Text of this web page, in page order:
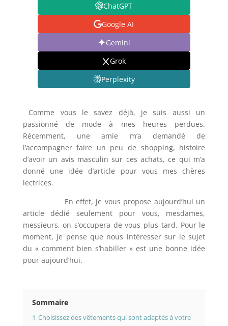
ChatGPT
Google AI
Gemini
Grok
Perplexity
Comme vous le savez déjà, je suis aussi un
passionné de mode à mes heures perdues.
Récemment, une amie m’a demandé de
l’accompagner faire un peu de shopping, histoire
d’avoir un avis masculin sur ces achats, ce qui m’a
donné une idée d’article pour vous mes chères
lectrices.
En effet, je vous propose aujourd’hui un
article dédié seulement pour vous, mesdames,
messieurs, on s’occupera de vous plus tard. Pour le
moment, je pense que nous intéresser sur le sujet
du « comment bien s’habiller » est une bonne idée
pour aujourd’hui.
Sommaire
1 Choisissez des vêtements qui sont adaptés à votre